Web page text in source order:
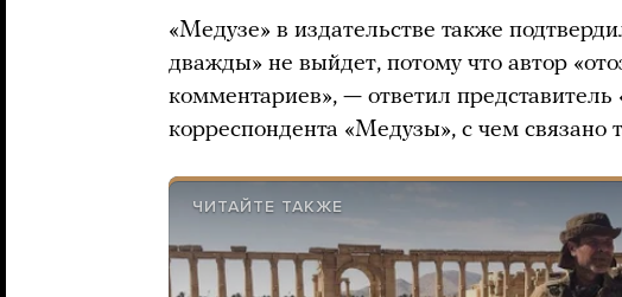
«Медузе» в издательстве также
дважды» не выйдет, потому что автор
комментариев», — ответил
корреспондента «Медузы», с чем связано
ЧИТАЙТЕ ТАКЖЕ